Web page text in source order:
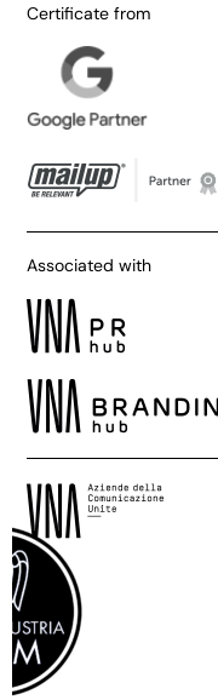
Certificate from
Associated with